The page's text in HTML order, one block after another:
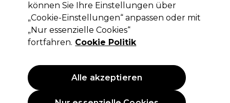
(0)
7,90 €ohne MwSt.(PROFI-PREIS)
9,40 €inkl. MwSt.)
können Sie Ihre Einstellungen über
„Cookie-Einstellungen“ anpassen oder mit
„Nur essenzielle Cookies“
fortfahren. Cookie Politik
Alle akzeptieren